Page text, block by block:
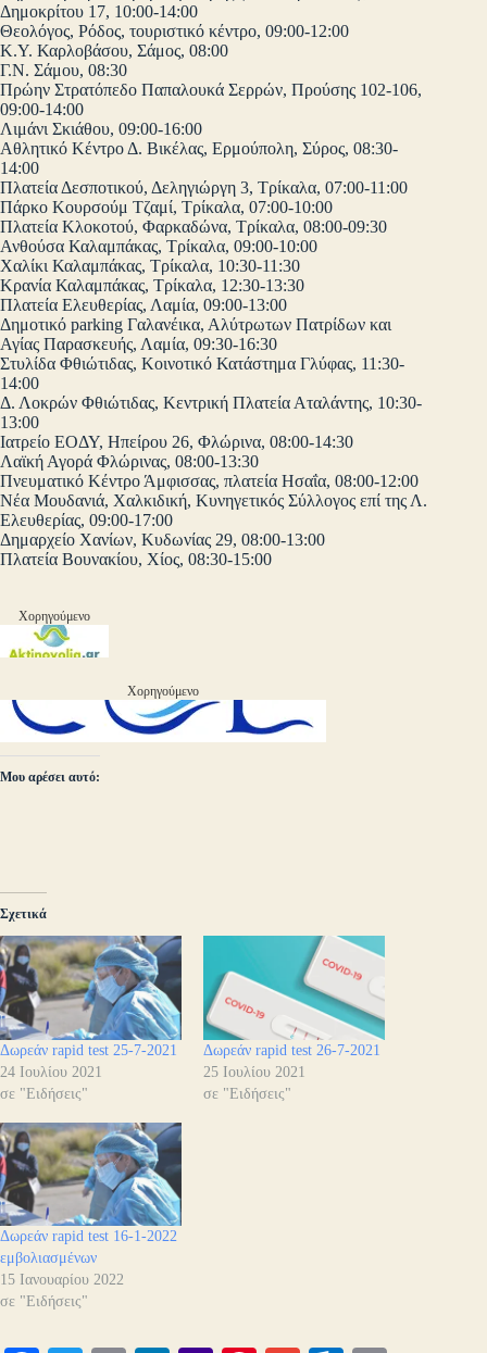
Δημοκρίτου 17, 10:00-14:00
Θεολόγος, Ρόδος, τουριστικό κέντρο, 09:00-12:00
Κ.Υ. Καρλοβάσου, Σάμος, 08:00
Γ.Ν. Σάμου, 08:30
Πρώην Στρατόπεδο Παπαλουκά Σερρών, Προύσης 102-106,
09:00-14:00
Λιμάνι Σκιάθου, 09:00-16:00
Αθλητικό Κέντρο Δ. Βικέλας, Ερμούπολη, Σύρος, 08:30-
14:00
Πλατεία Δεσποτικού, Δεληγιώργη 3, Τρίκαλα, 07:00-11:00
Πάρκο Κουρσούμ Τζαμί, Τρίκαλα, 07:00-10:00
Πλατεία Κλοκοτού, Φαρκαδώνα, Τρίκαλα, 08:00-09:30
Ανθούσα Καλαμπάκας, Τρίκαλα, 09:00-10:00
Χαλίκι Καλαμπάκας, Τρίκαλα, 10:30-11:30
Κρανία Καλαμπάκας, Τρίκαλα, 12:30-13:30
Πλατεία Ελευθερίας, Λαμία, 09:00-13:00
Δημοτικό parking Γαλανέικα, Αλύτρωτων Πατρίδων και
Αγίας Παρασκευής, Λαμία, 09:30-16:30
Στυλίδα Φθιώτιδας, Κοινοτικό Κατάστημα Γλύφας, 11:30-
14:00
Δ. Λοκρών Φθιώτιδας, Κεντρική Πλατεία Αταλάντης, 10:30-
13:00
Ιατρείο ΕΟΔΥ, Ηπείρου 26, Φλώρινα, 08:00-14:30
Λαϊκή Αγορά Φλώρινας, 08:00-13:30
Πνευματικό Κέντρο Άμφισσας, πλατεία Ησαΐα, 08:00-12:00
Νέα Μουδανιά, Χαλκιδική, Κυνηγετικός Σύλλογος επί της Λ.
Ελευθερίας, 09:00-17:00
Δημαρχείο Χανίων, Κυδωνίας 29, 08:00-13:00
Πλατεία Βουνακίου, Χίος, 08:30-15:00
Χορηγούμενο
Χορηγούμενο
Μου αρέσει αυτό:
Σχετικά
Δωρεάν rapid test 25-7-2021
24 Ιουλίου 2021
σε "Ειδήσεις"
Δωρεάν rapid test 26-7-2021
25 Ιουλίου 2021
σε "Ειδήσεις"
Δωρεάν rapid test 16-1-2022
εμβολιασμένων
15 Ιανουαρίου 2022
σε "Ειδήσεις"